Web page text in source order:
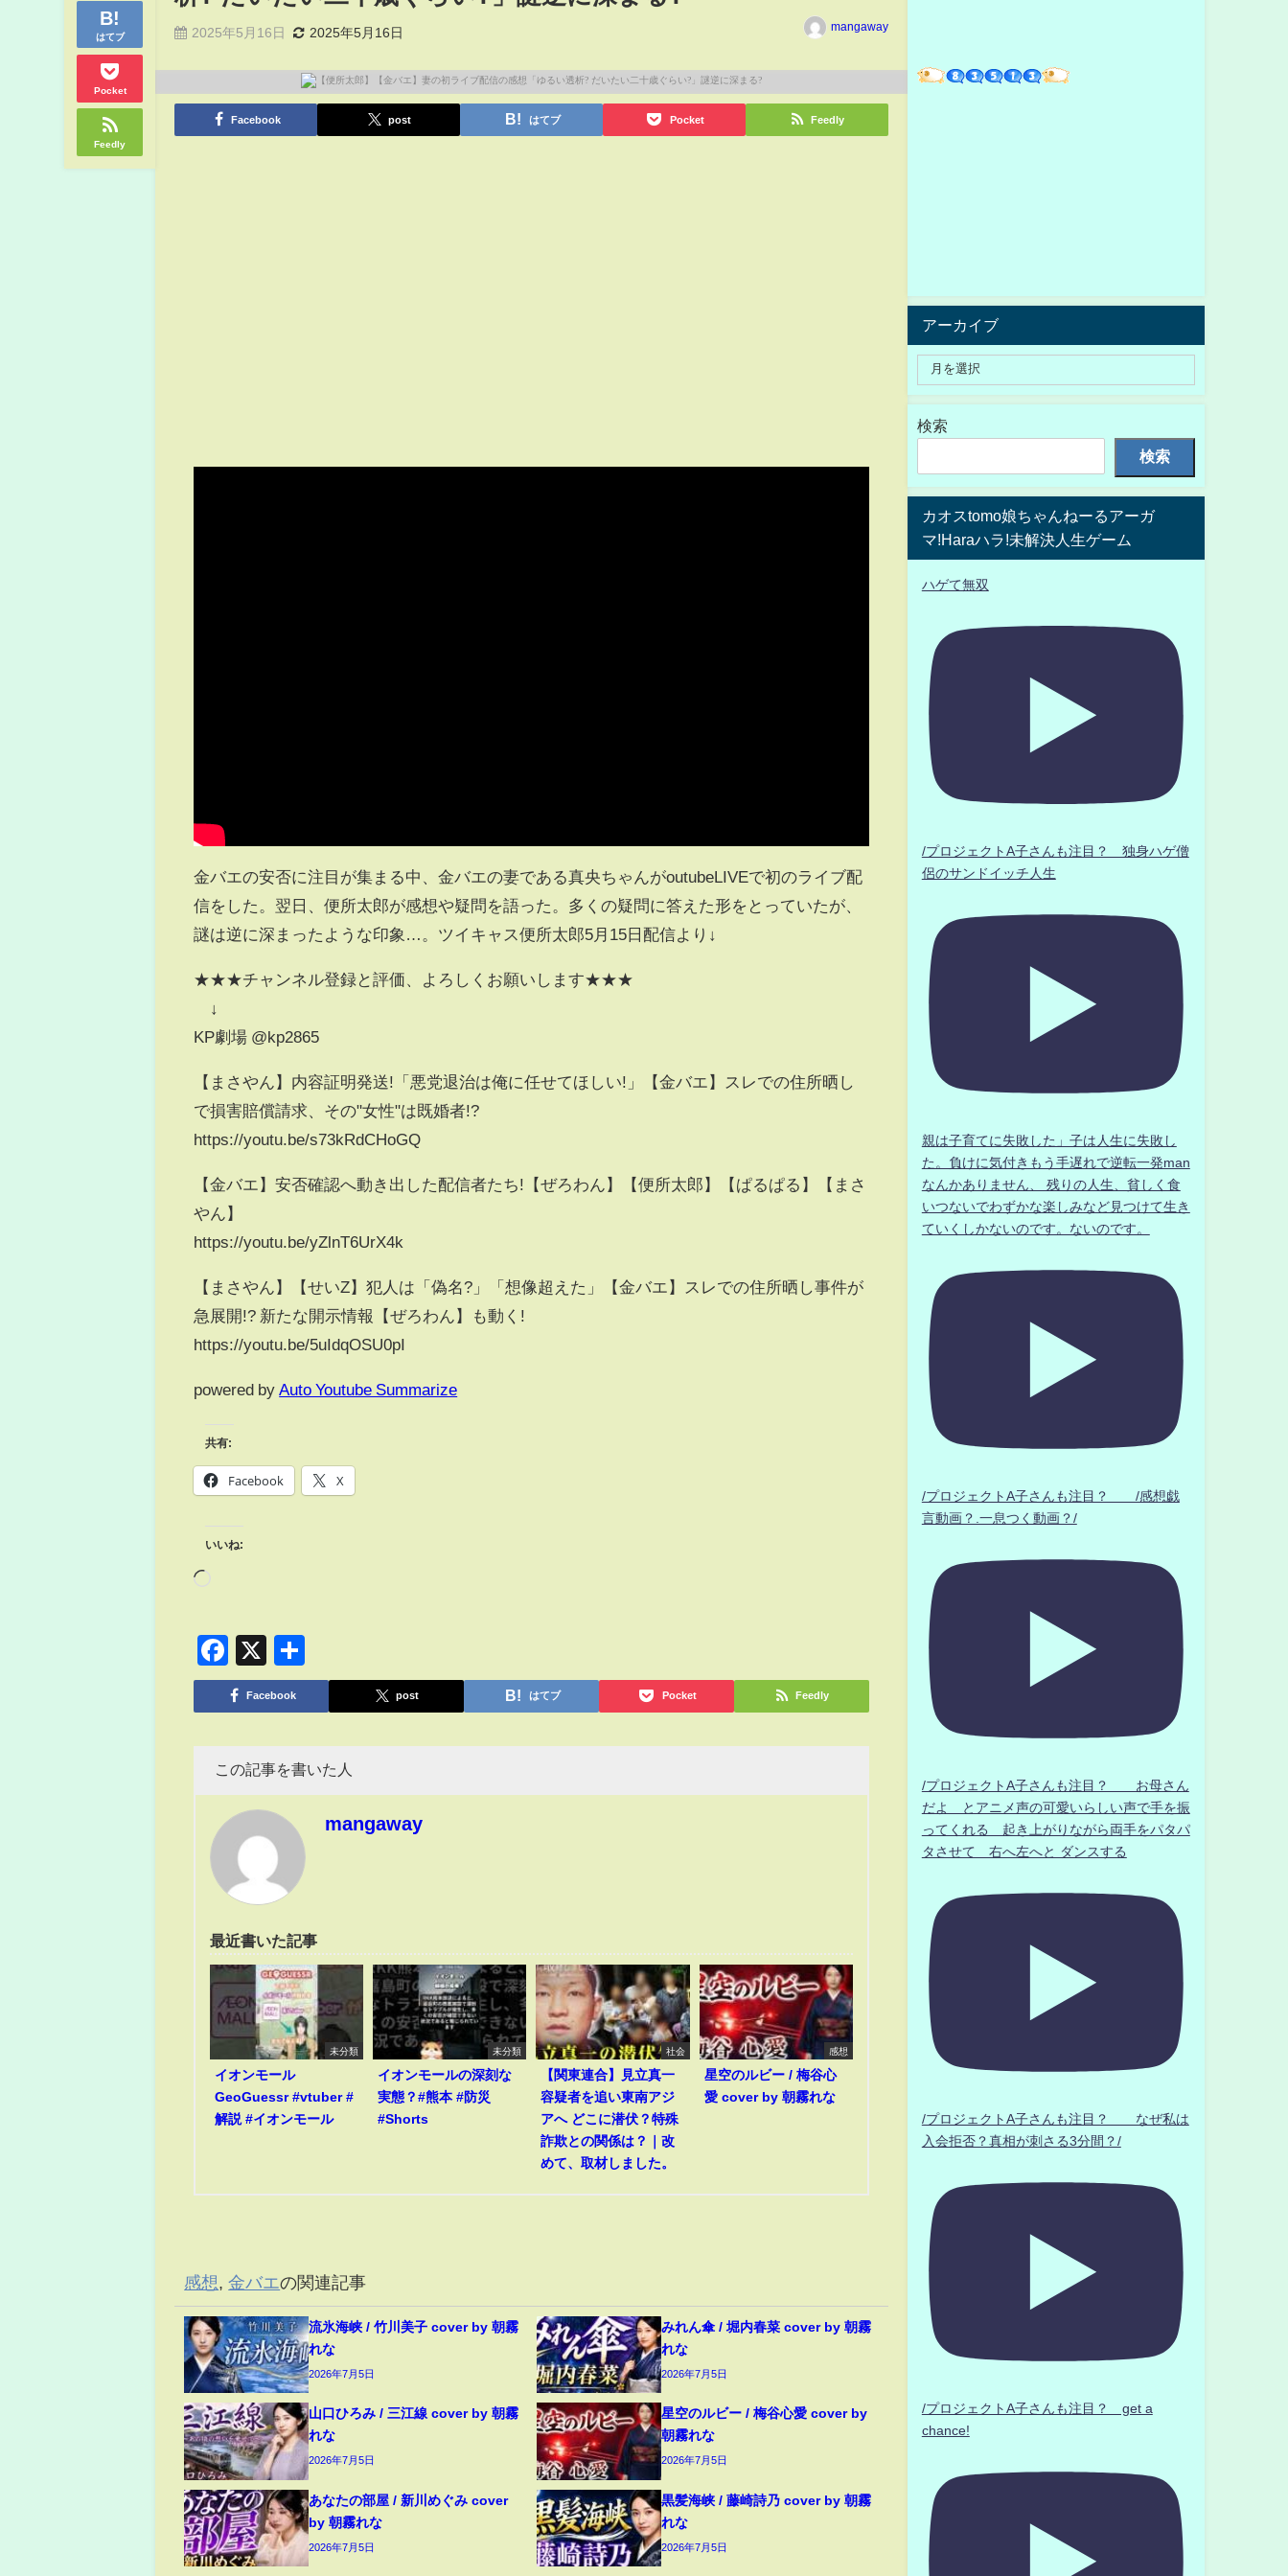
はてブ
Pocket
Feedly
2025年5月16日 2025年5月16日 mangaway
Facebook post はてブ Pocket Feedly
金バエの安否に注目が集まる中、金バエの妻である真央ちゃんがoutubeLIVEで初のライブ配
信をした。翌日、便所太郎が感想や疑問を語った。多くの疑問に答えた形をとっていたが、
謎は逆に深まったような印象…。ツイキャス便所太郎5月15日配信より↓
★★★チャンネル登録と評価、よろしくお願いします★★★
↓
KP劇場 @kp2865
【まさやん】内容証明発送!「悪党退治は俺に任せてほしい!」【金バエ】スレでの住所晒し
で損害賠償請求、その"女性"は既婚者!?
https://youtu.be/s73kRdCHoGQ
【金バエ】安否確認へ動き出した配信者たち!【ぜろわん】【便所太郎】【ぱるぱる】【まさ
やん】
https://youtu.be/yZlnT6UrX4k
【まさやん】【せいZ】犯人は「偽名?」「想像超えた」【金バエ】スレでの住所晒し事件が
急展開!? 新たな開示情報【ぜろわん】も動く!
https://youtu.be/5uIdqOSU0pI
powered by Auto Youtube Summarize
共有:
Facebook X
いいね:
Facebook
X
有
Facebook post はてブ Pocket Feedly
この記事を書いた人
mangaway
最近書いた記事
未分類
イオンモール
GeoGuessr #vtuber #
解説 #イオンモール
未分類
イオンモールの深刻な
実態？#熊本 #防災
#Shorts
社会
【関東連合】見立真一
容疑者を追い東南アジ
アへ どこに潜伏？特殊
詐欺との関係は？｜改
めて、取材しました。
感想
星空のルビー / 梅谷心
愛 cover by 朝霧れな
感想,金バエの関連記事
流氷海峡 / 竹川美子 cover by 朝霧
れな
2026年7月5日
みれん傘 / 堀内春菜 cover by 朝霧
れな
2026年7月5日
山口ひろみ / 三江線 cover by 朝霧
れな
2026年7月5日
星空のルビー / 梅谷心愛 cover by
朝霧れな
2026年7月5日
あなたの部屋 / 新川めぐみ cover
by 朝霧れな
2026年7月5日
黒髪海峡 / 藤崎詩乃 cover by 朝霧
れな
2026年7月5日
アーカイブ
検索
検索
カオスtomo娘ちゃんねーるアーガ
マ!Haraハラ!未解決人生ゲーム
ハゲて無双
/プロジェクトA子さんも注目？ 独身ハゲ僧
侶のサンドイッチ人生
親は子育てに失敗した」子は人生に失敗し
た。負けに気付きもう手遅れで逆転一発man
なんかありません、 残りの人生、貧しく食
いつないでわずかな楽しみなど見つけて生き
ていくしかないのです。ないのです。
/プロジェクトA子さんも注目？ /感想戯
言動画？.一息つく動画？/
/プロジェクトA子さんも注目？ お母さん
だよ とアニメ声の可愛いらしい声で手を振
ってくれる 起き上がりながら両手をパタパ
タさせて 右へ左へと ダンスする
/プロジェクトA子さんも注目？ なぜ私は
入会拒否？真相が刺さる3分間？/
/プロジェクトA子さんも注目？ get a
chance!